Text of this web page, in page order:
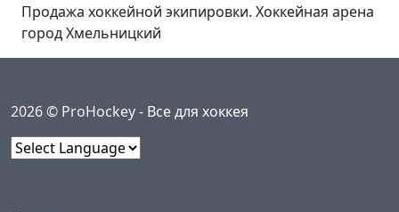
Продажа хоккейной экипировки. Хоккейная арена
город Хмельницкий
2026 © ProHockey - Все для хоккея